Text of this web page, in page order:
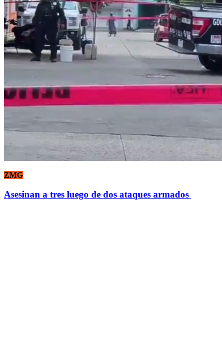
ZMG
Asesinan a tres luego de dos ataques armados